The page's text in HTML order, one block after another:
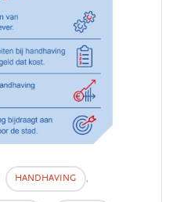
HANDHAVING ,